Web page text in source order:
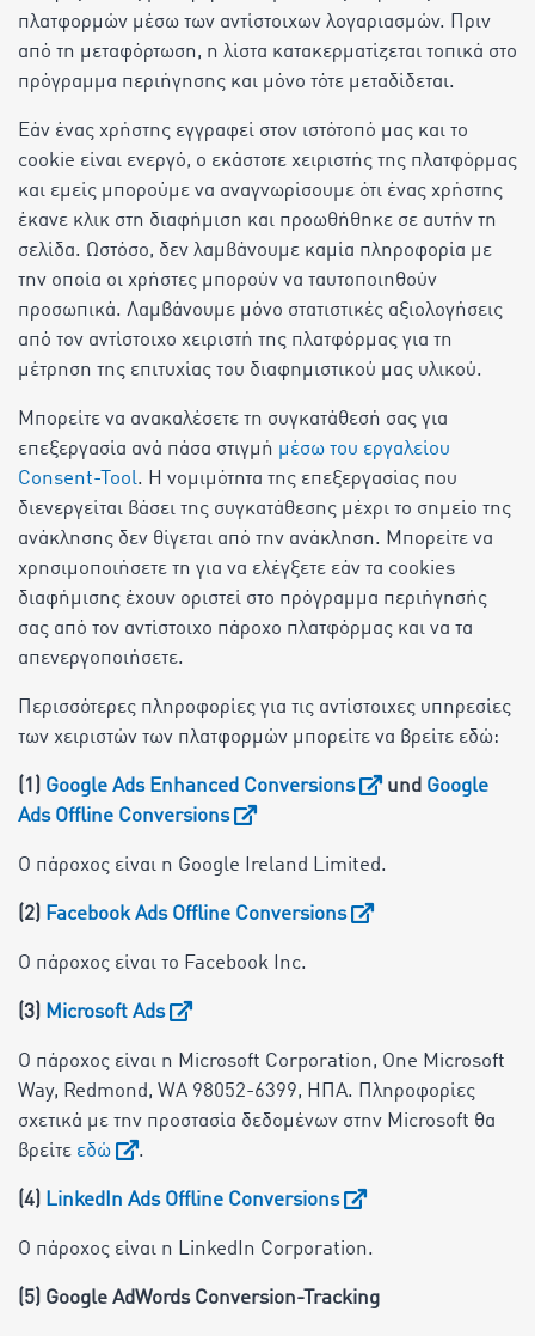
πλατφορμών μέσω των αντίστοιχων λογαριασμών. Πριν
από τη μεταφόρτωση, η λίστα κατακερματίζεται τοπικά στο
πρόγραμμα περιήγησης και μόνο τότε μεταδίδεται.
Εάν ένας χρήστης εγγραφεί στον ιστότοπό μας και το
cookie είναι ενεργό, ο εκάστοτε χειριστής της πλατφόρμας
και εμείς μπορούμε να αναγνωρίσουμε ότι ένας χρήστης
έκανε κλικ στη διαφήμιση και προωθήθηκε σε αυτήν τη
σελίδα. Ωστόσο, δεν λαμβάνουμε καμία πληροφορία με
την οποία οι χρήστες μπορούν να ταυτοποιηθούν
προσωπικά. Λαμβάνουμε μόνο στατιστικές αξιολογήσεις
από τον αντίστοιχο χειριστή της πλατφόρμας για τη
μέτρηση της επιτυχίας του διαφημιστικού μας υλικού.
Μπορείτε να ανακαλέσετε τη συγκατάθεσή σας για
επεξεργασία ανά πάσα στιγμή μέσω του εργαλείου
Consent-Tool. Η νομιμότητα της επεξεργασίας που
διενεργείται βάσει της συγκατάθεσης μέχρι το σημείο της
ανάκλησης δεν θίγεται από την ανάκληση. Μπορείτε να
χρησιμοποιήσετε τη για να ελέγξετε εάν τα cookies
διαφήμισης έχουν οριστεί στο πρόγραμμα περιήγησής
σας από τον αντίστοιχο πάροχο πλατφόρμας και να τα
απενεργοποιήσετε.
Περισσότερες πληροφορίες για τις αντίστοιχες υπηρεσίες
των χειριστών των πλατφορμών μπορείτε να βρείτε εδώ:
(1) Google Ads Enhanced Conversions und Google
Ads Offline Conversions
Ο πάροχος είναι η Google Ireland Limited.
(2) Facebook Ads Offline Conversions
Ο πάροχος είναι το Facebook Inc.
(3) Microsoft Ads
Ο πάροχος είναι η Microsoft Corporation, One Microsoft
Way, Redmond, WA 98052-6399, ΗΠΑ. Πληροφορίες
σχετικά με την προστασία δεδομένων στην Microsoft θα
βρείτε εδώ .
(4) LinkedIn Ads Offline Conversions
Ο πάροχος είναι η LinkedIn Corporation.
(5) Google AdWords Conversion-Tracking